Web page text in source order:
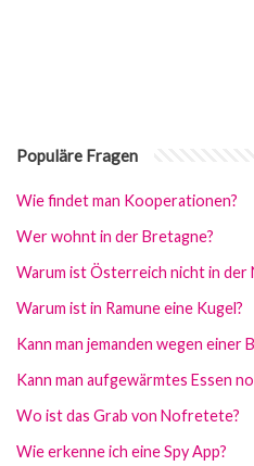
Populäre Fragen
Wie findet man Kooperationen?
Wer wohnt in der Bretagne?
Warum ist Österreich nicht in der
Warum ist in Ramune eine Kugel?
Kann man jemanden wegen einer
Kann man aufgewärmtes Essen
Wo ist das Grab von Nofretete?
Wie erkenne ich eine Spy App?